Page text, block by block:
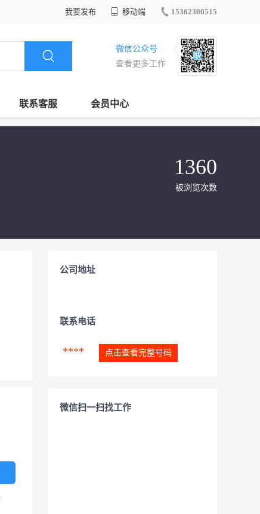
我要发布 移动端 15362300515
微信公众号
查看更多工作
联系客服 会员中心
1360
被浏览次数
公司地址
联系电话
**** 点击查看完整号码
微信扫一扫找工作